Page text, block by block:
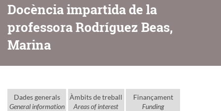
Docència impartida de la
professora Rodríguez Beas,
Marina
Dades generals
General information
Àmbits de treball
Areas of interest
Finançament
Funding